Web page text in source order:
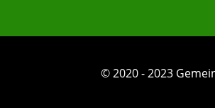
© 2020 - 2023